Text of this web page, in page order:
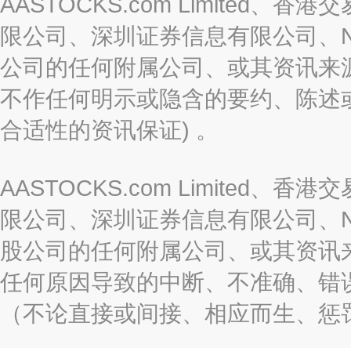
限公司、深圳证券信息有限公司
公司的任何附属公司、或其资讯
不作任何明示或隐含的要约、陈
合适性的资讯保证) 。
AASTOCKS.com Limited、香港
限公司、深圳证券信息有限公司
股公司的任何附属公司、或其资
任何原因导致的中断、不准确、
（不论直接或间接、相应而生、